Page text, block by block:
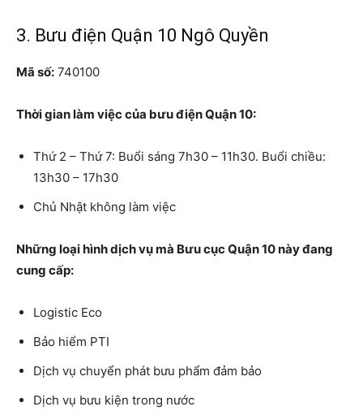
3. Bưu điện Quận 10 Ngô Quyền
Mã số: 740100
Thời gian làm việc của bưu điện Quận 10:
Thứ 2 – Thứ 7: Buổi sáng 7h30 – 11h30. Buổi chiều:
13h30 – 17h30
Chủ Nhật không làm việc
Những loại hình dịch vụ mà Bưu cục Quận 10 này đang
cung cấp:
Logistic Eco
Bảo hiểm PTI
Dịch vụ chuyển phát bưu phẩm đảm bảo
Dịch vụ bưu kiện trong nước